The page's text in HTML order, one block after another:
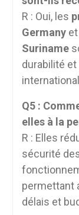
R : Oui, les
Germanyet
Suriname
durabilité
Q5 :
elles à la
R : Elles
sécurité
permettant
délais et